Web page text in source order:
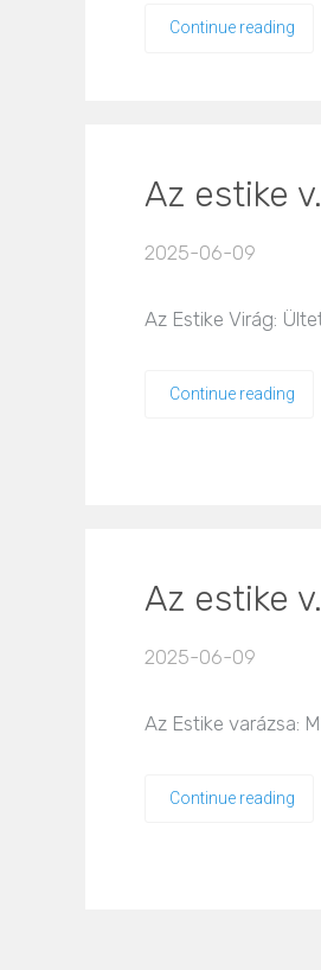
Continue reading
Az estike
2025-06-09
Az Estike Virág:
Continue reading
Az estike
2025-06-09
Az Estike varázsa:
Continue reading